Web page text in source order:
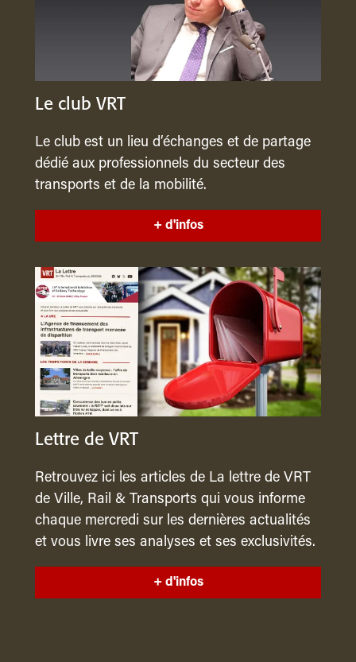
Le club VRT
Le club est un lieu d’échanges et de partage
dédié aux professionnels du secteur des
transports et de la mobilité.
+ d'infos
Lettre de VRT
Retrouvez ici les articles de La lettre de VRT
de Ville, Rail & Transports qui vous informe
chaque mercredi sur les dernières actualités
et vous livre ses analyses et ses exclusivités.
+ d'infos